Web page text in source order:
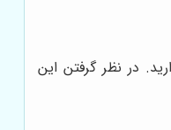
در نظر گرفتن این